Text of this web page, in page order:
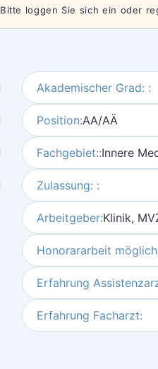
loggen Sie sich ein oder
Akademischer Grad: :
Position:AA/AÄ
Fachgebiet::Innere
Zulassung: :
Arbeitgeber:Klinik,
Honorararbeit
Erfahrung
Erfahrung Facharzt: